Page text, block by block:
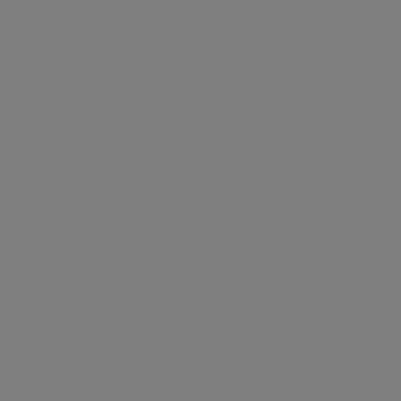
köszönhetően pedig egyszerűen megtalálhatja az igényeinek
kisebb méretű, különböző alakú, anyagú és felszereltségű